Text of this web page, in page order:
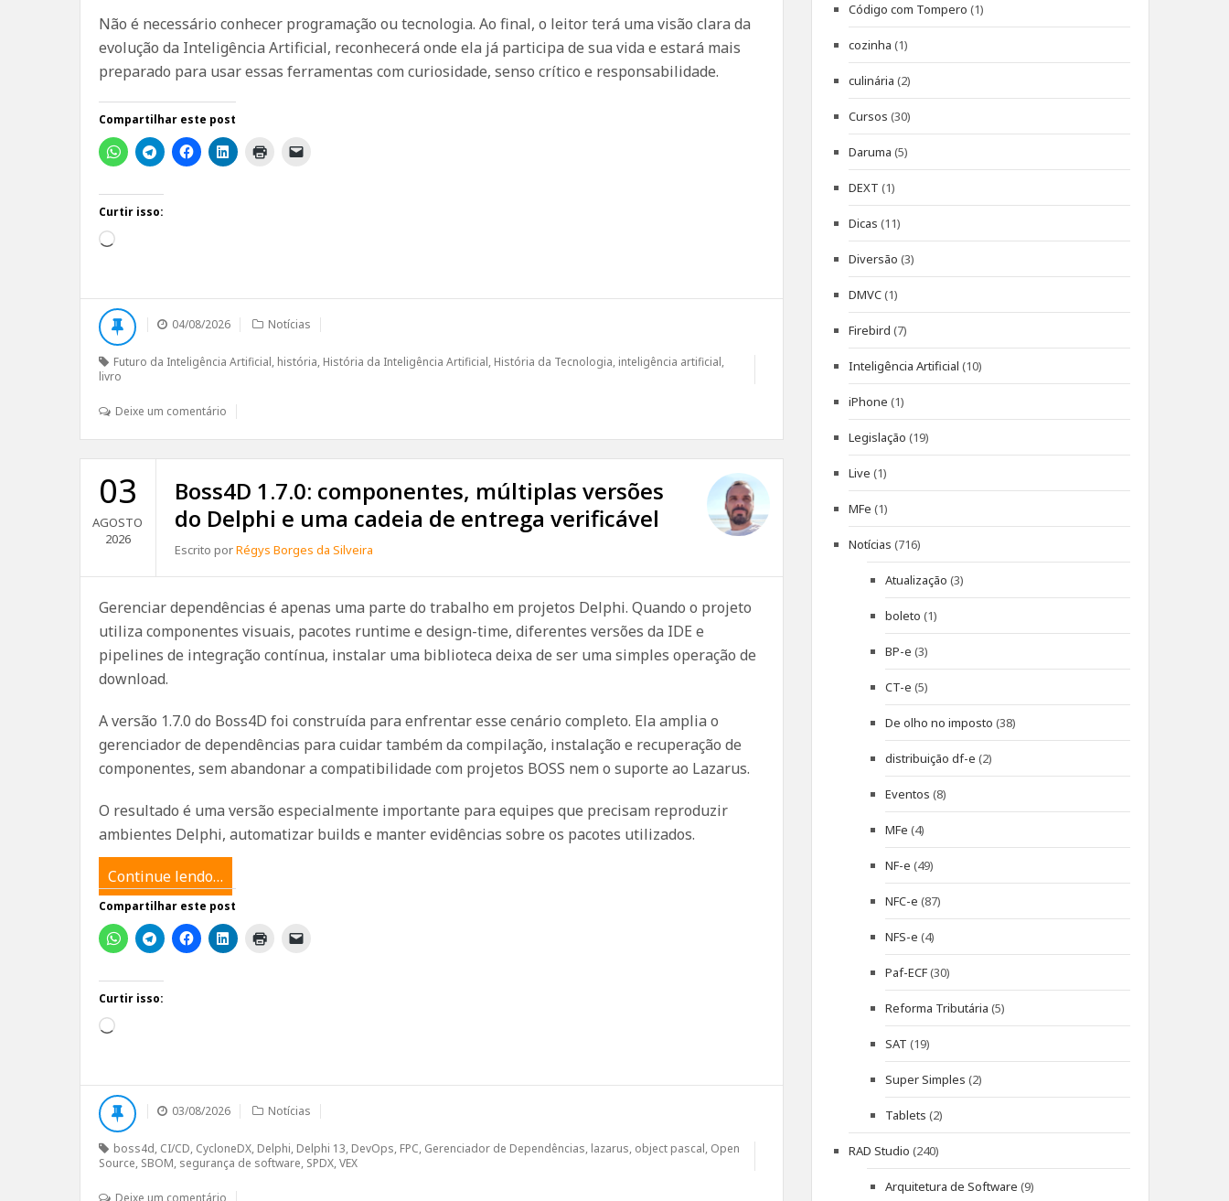
Não é necessário conhecer programação ou tecnologia. Ao final, o leitor terá uma visão clara da
evolução da Inteligência Artificial, reconhecerá onde ela já participa de sua vida e estará mais
preparado para usar essas ferramentas com curiosidade, senso crítico e responsabilidade.
Compartilhar este post
Curtir isso:
Carregando...
04/08/2026 Notícias
Futuro da Inteligência Artificial, história, História da Inteligência Artificial, História da Tecnologia, inteligência artificial,
livro
Deixe um comentário
03
AGOSTO
2026
Boss4D 1.7.0: componentes, múltiplas versões
do Delphi e uma cadeia de entrega verificável
Escrito porRégys Borges da Silveira
Gerenciar dependências é apenas uma parte do trabalho em projetos Delphi. Quando o projeto
utiliza componentes visuais, pacotes runtime e design-time, diferentes versões da IDE e
pipelines de integração contínua, instalar uma biblioteca deixa de ser uma simples operação de
download.
A versão 1.7.0 do Boss4D foi construída para enfrentar esse cenário completo. Ela amplia o
gerenciador de dependências para cuidar também da compilação, instalação e recuperação de
componentes, sem abandonar a compatibilidade com projetos BOSS nem o suporte ao Lazarus.
O resultado é uma versão especialmente importante para equipes que precisam reproduzir
ambientes Delphi, automatizar builds e manter evidências sobre os pacotes utilizados.
Continue lendo…
Compartilhar este post
Curtir isso:
Carregando...
03/08/2026 Notícias
boss4d, CI/CD, CycloneDX, Delphi, Delphi 13, DevOps, FPC, Gerenciador de Dependências, lazarus, object pascal, Open
Source, SBOM, segurança de software, SPDX,VEX
Deixe um comentário
Código com Tompero (1)
cozinha (1)
culinária (2)
Cursos (30)
Daruma (5)
DEXT (1)
Dicas (11)
Diversão (3)
DMVC(1)
Firebird (7)
Inteligência Artificial (10)
iPhone (1)
Legislação (19)
Live (1)
MFe (1)
Notícias (716)
Atualização (3)
boleto (1)
BP-e (3)
CT-e (5)
De olho no imposto (38)
distribuição df-e (2)
Eventos (8)
MFe (4)
NF-e (49)
NFC-e (87)
NFS-e (4)
Paf-ECF(30)
Reforma Tributária (5)
SAT (19)
Super Simples (2)
Tablets (2)
RAD Studio (240)
Arquitetura de Software (9)